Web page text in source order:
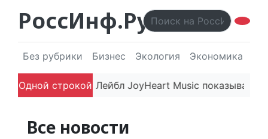
РоссИнф.Ру
Без рубрики Бизнес Экология Экономика
Одной строкойЛейбл JoyHeart Music показывает
Все новости